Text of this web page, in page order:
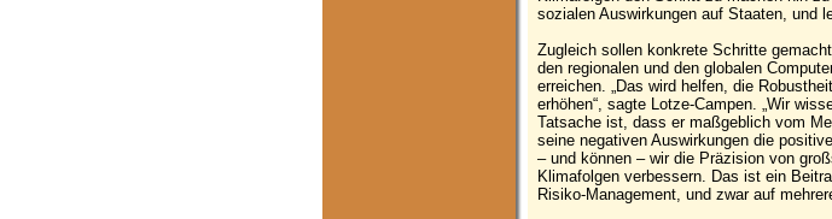
sozialen Auswirkungen auf Staaten, und
Zugleich sollen konkrete Schritte
den regionalen und den globalen
erreichen. „Das wird helfen, die
erhöhen“, sagte Lotze-Campen. „Wir
Tatsache ist, dass er maßgeblich vom
seine negativen Auswirkungen die
– und können – wir die Präzision von
Klimafolgen verbessern. Das ist ein
Risiko-Management, und zwar auf